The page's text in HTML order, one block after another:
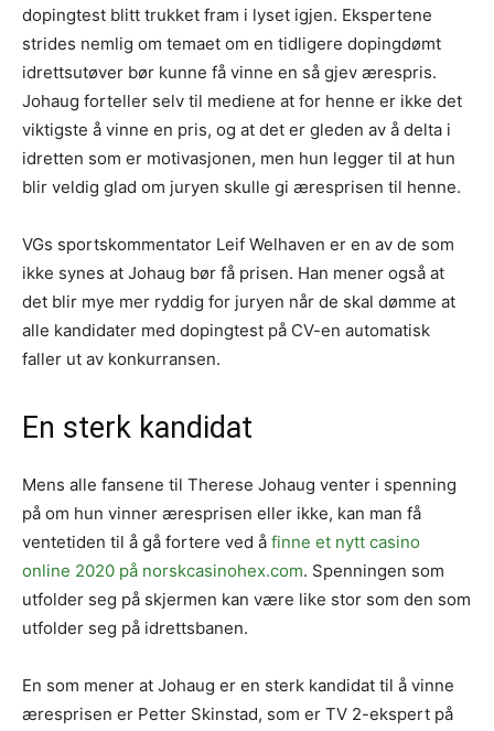
dopingtest blitt trukket fram i lyset igjen. Ekspertene
strides nemlig om temaet om en tidligere dopingdømt
idrettsutøver bør kunne få vinne en så gjev ærespris.
Johaug forteller selv til mediene at for henne er ikke det
viktigste å vinne en pris, og at det er gleden av å delta i
idretten som er motivasjonen, men hun legger til at hun
blir veldig glad om juryen skulle gi æresprisen til henne.
VGs sportskommentator Leif Welhaven er en av de som
ikke synes at Johaug bør få prisen. Han mener også at
det blir mye mer ryddig for juryen når de skal dømme at
alle kandidater med dopingtest på CV-en automatisk
faller ut av konkurransen.
En sterk kandidat
Mens alle fansene til Therese Johaug venter i spenning
på om hun vinner æresprisen eller ikke, kan man få
ventetiden til å gå fortere ved å finne et nytt casino
online 2020 på norskcasinohex.com. Spenningen som
utfolder seg på skjermen kan være like stor som den som
utfolder seg på idrettsbanen.
En som mener at Johaug er en sterk kandidat til å vinne
æresprisen er Petter Skinstad, som er TV 2-ekspert på